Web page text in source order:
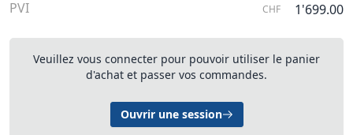
PVI CHF 1'699.00
Veuillez vous connecter pour pouvoir utiliser le panier
d'achat et passer vos commandes.
Ouvrir une session